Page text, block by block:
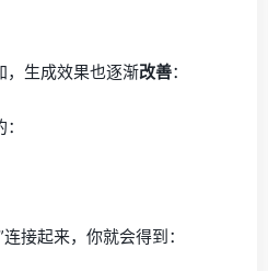
，生成效果也逐渐改善：
接起来，你就会得到：